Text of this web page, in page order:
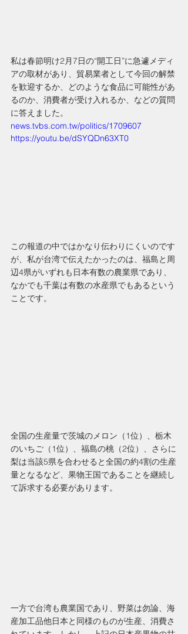
私は春節明け2月7日の“開工日”に急遽メディ
アの取材があり、貿易業者として今回の解禁
を歓迎するか、どのような食品に可能性があ
るのか、消費者が受け入れるか、などの質問
に答えました。
news.tvbs.com.tw/politics/1709607
https://youtu.be/dSYQDn63XT0
この報道の中ではかなり伝わりにくいのです
が、私が台湾で伝えたかったのは、福島と周
辺4県がいずれも日本有数の農業県であり、
なかでも千葉は有数の水産県でもあるという
ことです。
全国の生産量で茨城のメロン（1位）、栃木
のいちご（1位）、福島の桃（2位）、さらに
梨は当該5県を合わせると全国の約4割の生産
量となるなど、果物王国であることを継続し
て訴求する必要があります。
一方で台湾も農業国であり、野菜は勿論、海
産加工品他日本と同様のものが生産、消費さ